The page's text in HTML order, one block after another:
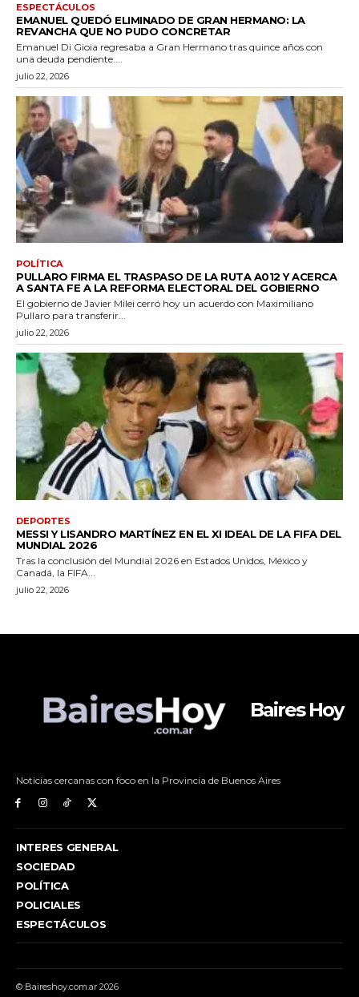
Baires Hoy
Noticias cercanas con foco en la Provincia de Buenos Aires
INTERES GENERAL
SOCIEDAD
POLÍTICA
POLICIALES
ESPECTÁCULOS
© Baireshoy.com.ar 2026